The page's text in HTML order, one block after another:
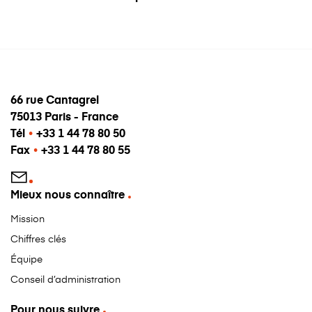
66 rue Cantagrel
75013 Paris - France
Tél • +33 1 44 78 80 50
Fax • +33 1 44 78 80 55
Mieux nous connaître
Mission
Chiffres clés
Équipe
Conseil d’administration